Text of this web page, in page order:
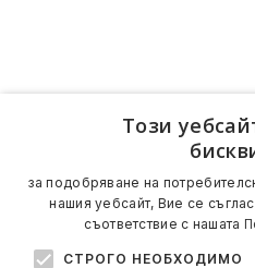
Този
за подобряване на
нашия уебсайт, Вие се
съответствие с нашата
СТРОГО НЕОБХОДИМО